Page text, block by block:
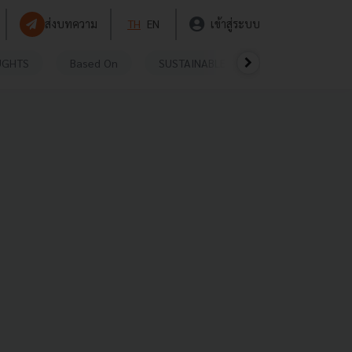
ส่งบทความ TH EN เข้าสู่ระบบ
Based On SUSTAINABLE